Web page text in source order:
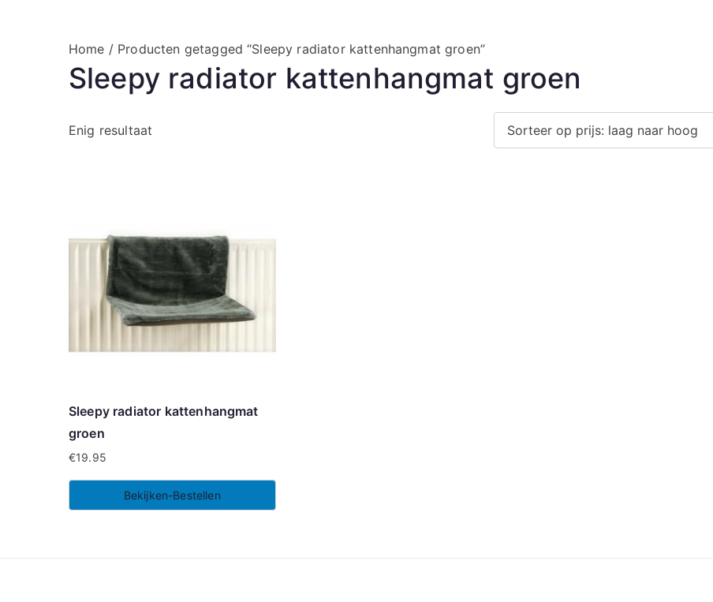
Home / Producten getagged “Sleepy radiator kattenhangmat groen”
Sleepy radiator kattenhangmat groen
Enig resultaat
Sleepy radiator kattenhangmat
groen
€19.95
Bekijken-Bestellen